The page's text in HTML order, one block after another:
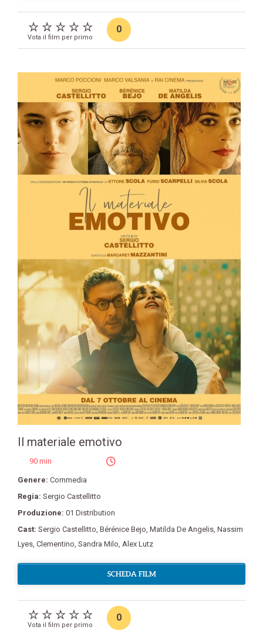
Vota il film per primo
0
Il materiale emotivo
90 min
Genere: Commedia
Regia: Sergio Castellitto
Produzione: 01 Distribution
Cast: Sergio Castellitto Bérénice Bejo Matilda De Angelis Nassim
Lyes Clementino Sandra Milo Alex Lutz
SCHEDA FILM
Vota il film per primo
0